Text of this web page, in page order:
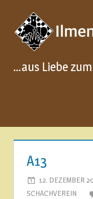
Inhalt
springen
…aus Liebe
A13
12. DEZEMBER
SCHACHVEREIN